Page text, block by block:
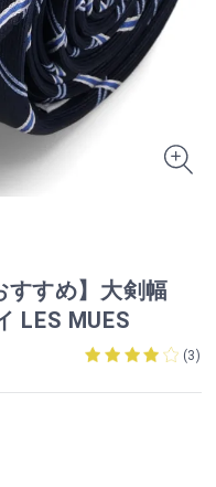
すすめ】大剣幅
LES MUES
(3)